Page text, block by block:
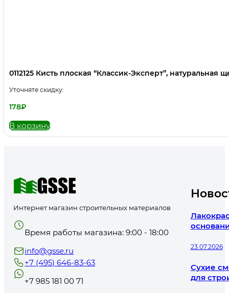
0112125 Кисть плоская “Классик-Эксперт”, натуральная
Уточняте скидку:
178₽
В корзину
Интернет магазин строительных материалов
Время работы магазина: 9:00 - 18:00
info@gsse.ru
+7 (495) 646-83-63
+7 985 181 00 71
23.07.2026
Сухие
для